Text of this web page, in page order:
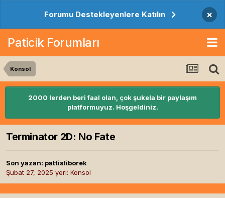
Forumu Destekleyenlere Katılın ×
Paticik Forumları
Konsol
2000 lerden beri faal olan, çok şukela bir paylaşım
platformuyuz. Hoşgeldiniz.
Terminator 2D: No Fate
Son yazan: pattisliborek
Şubat 27, 2025 yeri: Konsol